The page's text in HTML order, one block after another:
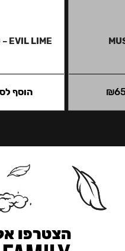
₪
EVIL LIME
הוסף
הצטרפו